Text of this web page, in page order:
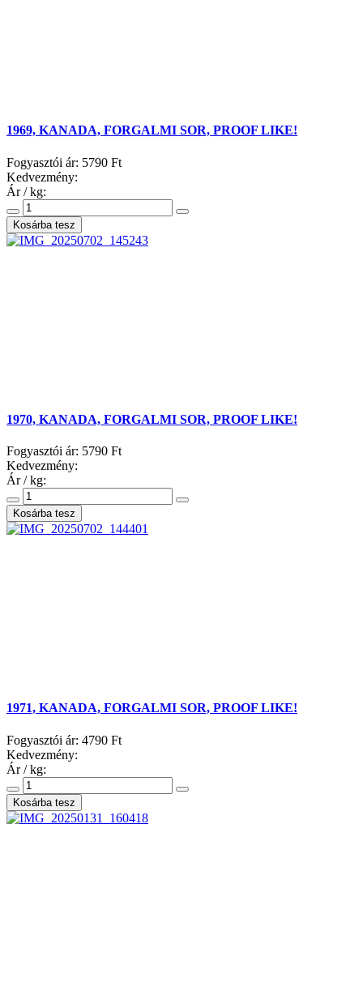
1969, KANADA, FORGALMI SOR, PROOF LIKE!
Fogyasztói ár: 5790 Ft
Kedvezmény:
Ár / kg:
1970, KANADA, FORGALMI SOR, PROOF LIKE!
Fogyasztói ár: 5790 Ft
Kedvezmény:
Ár / kg:
1971, KANADA, FORGALMI SOR, PROOF LIKE!
Fogyasztói ár: 4790 Ft
Kedvezmény:
Ár / kg: